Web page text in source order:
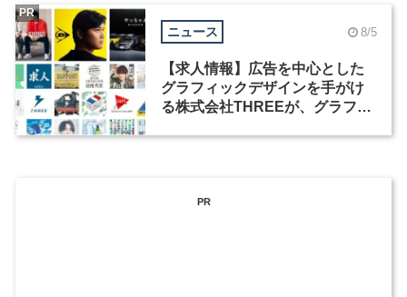
ニュース 8/5
【求人情報】広告を中心とした
グラフィックデザインを手がけ
る株式会社THREEが、グラフィ
PR
PR